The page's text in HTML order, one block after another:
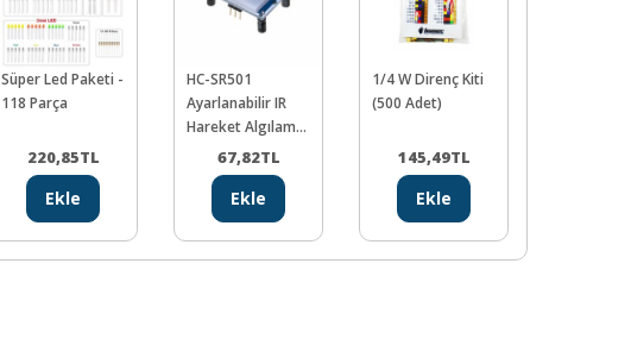
Süper Led Paketi -
118 Parça
220,85TL
Ekle
HC-SR501
Ayarlanabilir IR
Hareket Algılama
Sensörü - Pir
67,82TL
Ekle
1/4 W Direnç Kiti
(500 Adet)
145,49TL
Ekle